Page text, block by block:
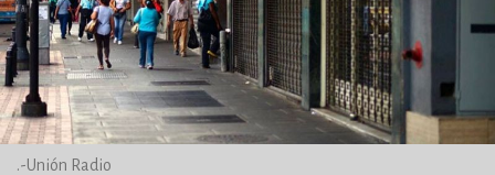
.-Unión Radio